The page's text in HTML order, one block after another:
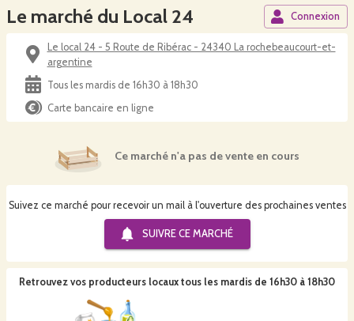
Le marché du Local 24 Connexion
Le local 24 - 5 Route de Ribérac - 24340 La rochebeaucourt-et-
argentine
Tous les mardis de 16h30 à 18h30
Carte bancaire en ligne
Ce marché n'a pas de vente en cours
Suivez ce marché pour recevoir un mail à l'ouverture des prochaines ventes
SUIVRE CE MARCHÉ
Retrouvez vos producteurs locaux tous les mardis de 16h30 à 18h30